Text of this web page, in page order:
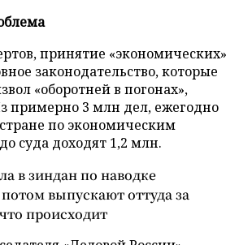
принятие «экономических»
законодательство, которые
«оборотней в погонах»,
примерно 3 млн дел, ежегодно
по экономическим
суда доходят 1,2 млн.
в зиндан по наводке
выпускают оттуда за
происходит